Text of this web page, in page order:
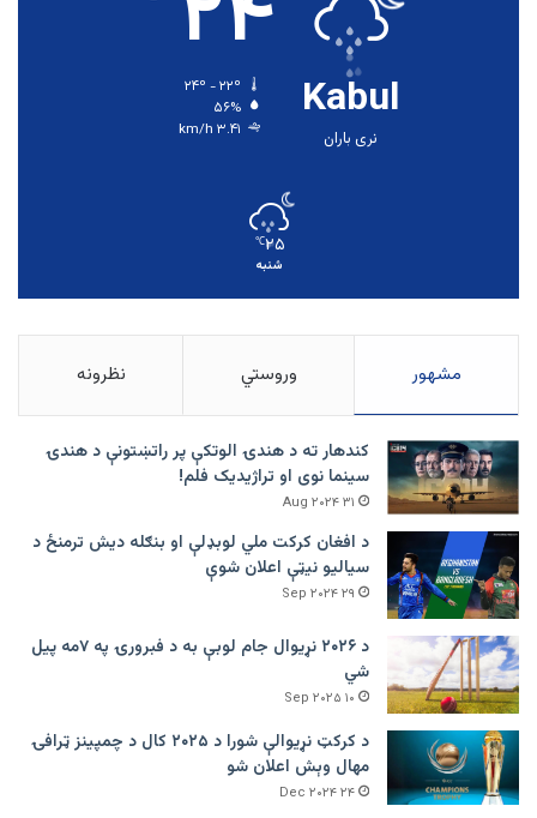
Kabul
نری باران
۵۶%
۳.۴۱ km/h
۲۵℃
شنبه
مشهور وروستي نظرونه
کندهار ته د هندۍ الوتکې پر راتښتونې د هندۍ
سینما نوی او تراژيديک فلم!
۳۱ Aug ۲۰۲۴
د افغان کرکت ملي لوبډلې او بنګله دیش ترمنځ د
سیالیو نیټې اعلان شوې
۲۹ Sep ۲۰۲۴
د ۲۰۲۶ نړیوال جام لوبې به د فبرورۍ په ۷مه پیل
شي
۱۰ Sep ۲۰۲۵
د کرکټ نړیوالې شورا د ۲۰۲۵ کال د چمپینز ټرافۍ
مهال وېش اعلان شو
۲۴ Dec ۲۰۲۴